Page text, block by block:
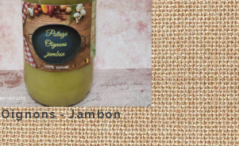
Oignons - Jambon